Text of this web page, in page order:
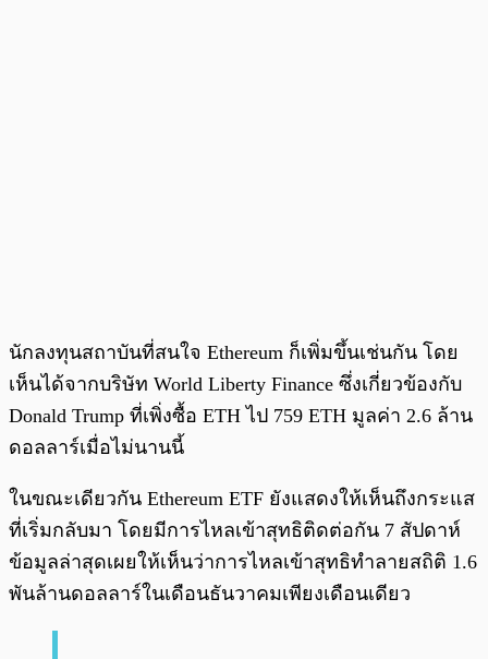
นักลงทุนสถาบันที่สนใจ Ethereum ก็เพิ่มขึ้นเช่นกัน โดย
เห็นได้จากบริษัท World Liberty Finance ซึ่งเกี่ยวข้องกับ
Donald Trump ที่เพิ่งซื้อ ETH ไป 759 ETH มูลค่า 2.6 ล้าน
ดอลลาร์เมื่อไม่นานนี้
ในขณะเดียวกัน Ethereum ETF ยังแสดงให้เห็นถึงกระแส
ที่เริ่มกลับมา โดยมีการไหลเข้าสุทธิติดต่อกัน 7 สัปดาห์
ข้อมูลล่าสุดเผยให้เห็นว่าการไหลเข้าสุทธิทำลายสถิติ 1.6
พันล้านดอลลาร์ในเดือนธันวาคมเพียงเดือนเดียว